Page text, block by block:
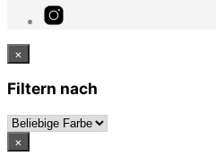
×
Filtern nach
×